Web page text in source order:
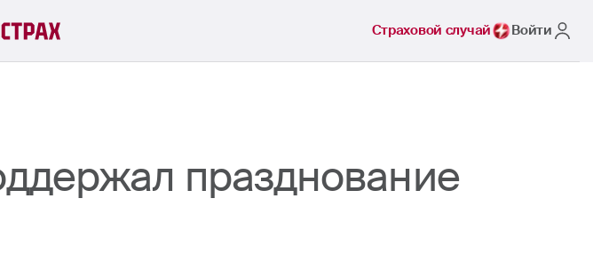
Страховой случай Войти
празднование